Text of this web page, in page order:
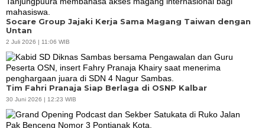
Socare Group Jajaki Kerja Sama Magang Taiwan dengan
Untan
2 Juli 2026 | 11:06 WIB
Tim Fahri Pranaja Siap Berlaga di OSNP Kalbar
30 Juni 2026 | 12:23 WIB